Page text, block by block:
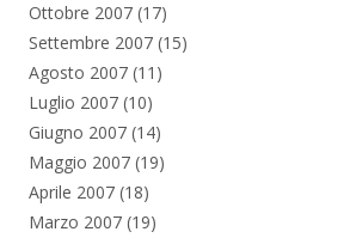
Ottobre 2007 (17)
Settembre 2007 (15)
Agosto 2007 (11)
Luglio 2007 (10)
Giugno 2007 (14)
Maggio 2007 (19)
Aprile 2007 (18)
Marzo 2007 (19)